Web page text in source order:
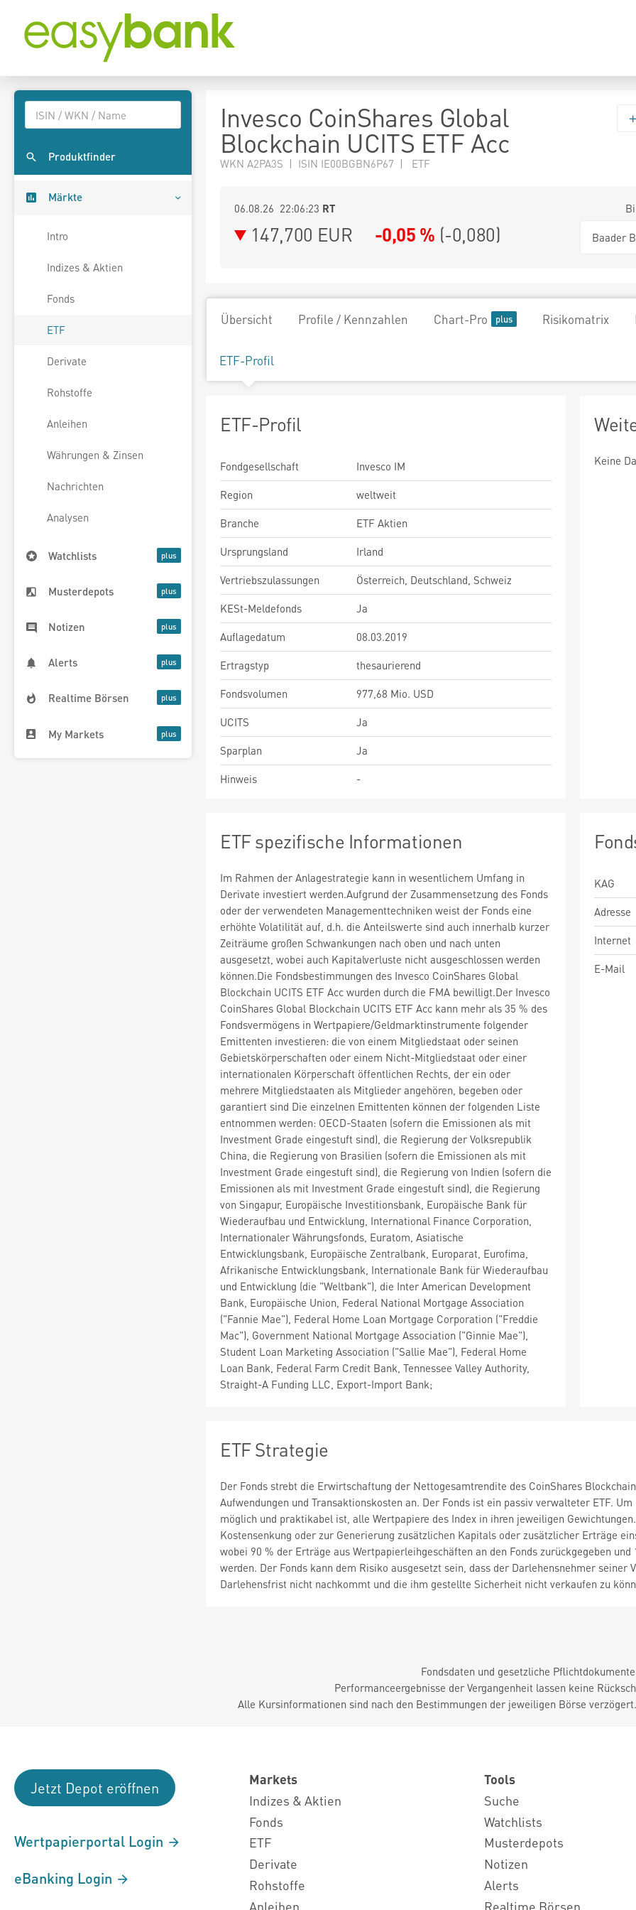
Produktfinder
Märkte
Intro
Indizes & Aktien
Fonds
ETF
Derivate
Rohstoffe
Anleihen
Währungen & Zinsen
Nachrichten
Analysen
Watchlists
Musterdepots
Notizen
Alerts
Realtime Börsen
My Markets
Invesco CoinShares Global
Blockchain UCITS ETF Acc
WKN A2PA3S | ISIN IE00BGBN6P67 | ETF
06.08.26 22:06:23 RT
147,700 EUR -0,05 % (-0,080) Baader
Übersicht Profile / Kennzahlen Chart-Pro Risikomatrix
ETF-Profil
ETF-Profil
Fondgesellschaft
Invesco IM
Region
weltweit
Branche
ETF Aktien
Ursprungsland
Irland
Vertriebszulassungen
Österreich, Deutschland, Schweiz
KESt-Meldefonds
Ja
Auflagedatum
08.03.2019
Ertragstyp
thesaurierend
Fondsvolumen
977,68 Mio. USD
UCITS
Ja
Sparplan
Ja
Hinweis
-
Keine
ETF spezifische Informationen
Im Rahmen der Anlagestrategie kann in wesentlichem Umfang in
Derivate investiert werden.Aufgrund der Zusammensetzung des Fonds
oder der verwendeten Managementtechniken weist der Fonds eine
erhöhte Volatilität auf, d.h. die Anteilswerte sind auch innerhalb kurzer
Zeiträume großen Schwankungen nach oben und nach unten
ausgesetzt, wobei auch Kapitalverluste nicht ausgeschlossen werden
können.Die Fondsbestimmungen des Invesco CoinShares Global
Blockchain UCITS ETF Acc wurden durch die FMA bewilligt.Der Invesco
CoinShares Global Blockchain UCITS ETF Acc kann mehr als 35 % des
Fondsvermögens in Wertpapiere/Geldmarktinstrumente folgender
Emittenten investieren: die von einem Mitgliedstaat oder seinen
Gebietskörperschaften oder einem Nicht-Mitgliedstaat oder einer
internationalen Körperschaft öffentlichen Rechts, der ein oder
mehrere Mitgliedstaaten als Mitglieder angehören, begeben oder
garantiert sind Die einzelnen Emittenten können der folgenden Liste
entnommen werden: OECD-Staaten (sofern die Emissionen als mit
Investment Grade eingestuft sind), die Regierung der Volksrepublik
China, die Regierung von Brasilien (sofern die Emissionen als mit
Investment Grade eingestuft sind), die Regierung von Indien (sofern die
Emissionen als mit Investment Grade eingestuft sind), die Regierung
von Singapur, Europäische Investitionsbank, Europäische Bank für
Wiederaufbau und Entwicklung, International Finance Corporation,
Internationaler Währungsfonds, Euratom, Asiatische
Entwicklungsbank, Europäische Zentralbank, Europarat, Eurofima,
Afrikanische Entwicklungsbank, Internationale Bank für Wiederaufbau
und Entwicklung (die "Weltbank"), die Inter American Development
Bank, Europäische Union, Federal National Mortgage Association
("Fannie Mae"), Federal Home Loan Mortgage Corporation ("Freddie
Mac"), Government National Mortgage Association ("Ginnie Mae"),
Student Loan Marketing Association ("Sallie Mae"), Federal Home
Loan Bank, Federal Farm Credit Bank, Tennessee Valley Authority,
Straight-A Funding LLC, Export-Import Bank;
KAG
Adresse
Internet
E-Mail
ETF Strategie
Der Fonds strebt die Erwirtschaftung der Nettogesamtrendite des CoinShares
Aufwendungen und Transaktionskosten an. Der Fonds ist ein passiv verwalteter ETF.
möglich und praktikabel ist, alle Wertpapiere des Index in ihren jeweiligen
Kostensenkung oder zur Generierung zusätzlichen Kapitals oder zusätzlicher Erträge
wobei 90 % der Erträge aus Wertpapierleihgeschäften an den Fonds zurückgegeben
werden. Der Fonds kann dem Risiko ausgesetzt sein, dass der Darlehensnehmer
Darlehensfrist nicht nachkommt und die ihm gestellte Sicherheit nicht verkaufen zu
Fondsdaten und gesetzliche
Performanceergebnisse der Vergangenheit lassen keine
Alle Kursinformationen sind nach den Bestimmungen der jeweiligen Börse
Jetzt Depot eröffnen
Wertpapierportal Login
eBanking Login
Markets
Indizes & Aktien
Fonds
ETF
Derivate
Rohstoffe
Anleihen
Tools
Suche
Watchlists
Musterdepots
Notizen
Alerts
Realtime Börsen